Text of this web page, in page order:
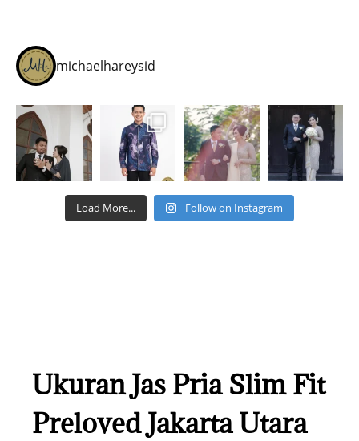
michaelhareysid
Load More... Follow on Instagram
Ukuran Jas Pria Slim Fit
Preloved Jakarta Utara